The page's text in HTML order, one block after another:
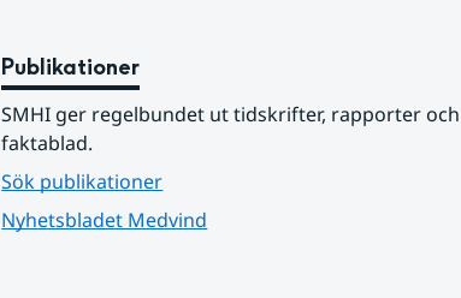
Publikationer
SMHI ger regelbundet ut tidskrifter, rapporter och
faktablad.
Sök publikationer
Nyhetsbladet Medvind